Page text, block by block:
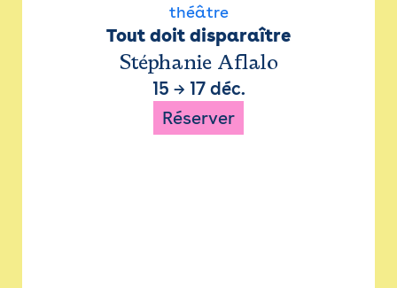
théâtre
Tout doit disparaître
Stéphanie Aflalo
15 → 17 déc.
Réserver